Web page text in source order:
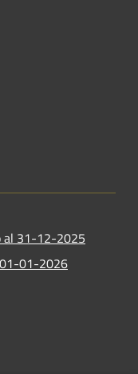
al 31-12-2025
01-2026